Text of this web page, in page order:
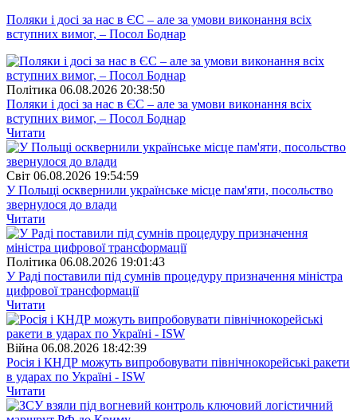
Поляки і досі за нас в ЄС – але за умови виконання всіх
вступних вимог, – Посол Боднар
Полiтика 06.08.2026 20:38:50
Поляки і досі за нас в ЄС – але за умови виконання всіх
вступних вимог, – Посол Боднар
Читати
Свiт 06.08.2026 19:54:59
У Польщі осквернили українське місце пам'яти, посольство
звернулося до влади
Читати
Полiтика 06.08.2026 19:01:43
У Раді поставили під сумнів процедуру призначення міністра
цифрової трансформації
Читати
Війна 06.08.2026 18:42:39
Росія і КНДР можуть випробовувати північнокорейські ракети
в ударах по Україні - ISW
Читати